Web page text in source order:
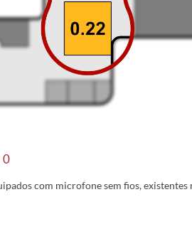
0
com microfone sem fios, existentes